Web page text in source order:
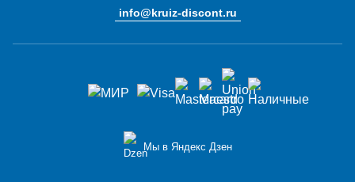
info@kruiz-discont.ru
Мы в Яндекс Дзен